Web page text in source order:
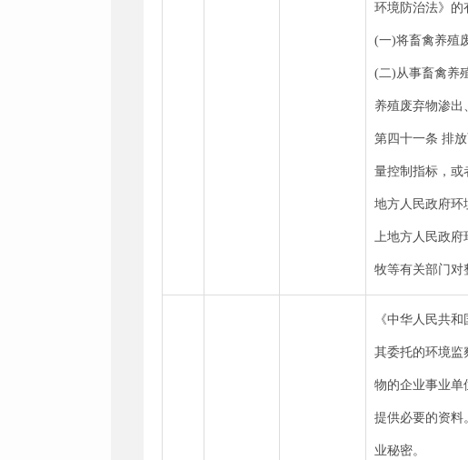
环境防治法》的
(一)将畜禽养殖
(二)从事畜禽养
养殖废弃物渗出
第四十一条 排
量控制指标，或
地方人民政府环
上地方人民政府
牧等有关部门对
《中华人民共
其委托的环境监
物的企业事业单
提供必要的资料
业秘密。